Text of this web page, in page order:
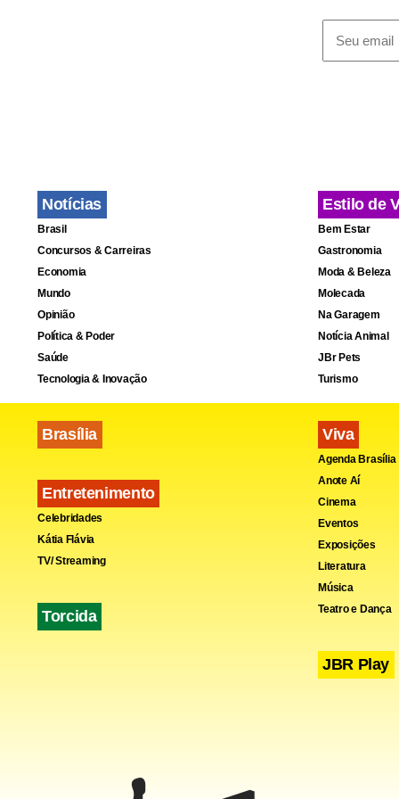
Notícias
Brasil
Concursos & Carreiras
Economia
Mundo
Opinião
Política & Poder
Saúde
Tecnologia & Inovação
Brasília
Entretenimento
Celebridades
Kátia Flávia
TV/ Streaming
Torcida
Estilo de
Bem Estar
Gastronomia
Moda & Beleza
Molecada
Na Garagem
Notícia Animal
JBr Pets
Turismo
Viva
Agenda Brasília
Anote Aí
Cinema
Eventos
Exposições
Literatura
Música
Teatro e Dança
JBR Play